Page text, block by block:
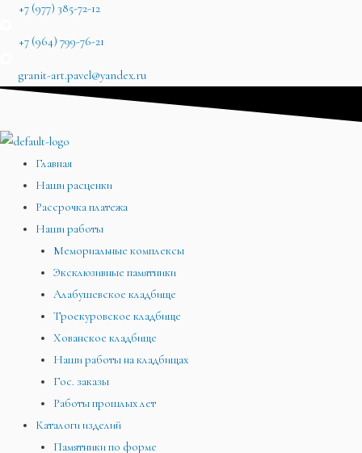
+7 (977) 385-72-12
+7 (964) 799-76-21
granit-art.pavel@yandex.ru
Главная
Наши расценки
Рассрочка платежа
Наши работы
Мемориальные комплексы
Эксклюзивные памятники
Алабушевское кладбище
Троекуровское кладбище
Хованское кладбище
Наши работы на кладбищах
Гос. заказы
Работы прошлых лет
Каталоги изделий
Памятники по форме